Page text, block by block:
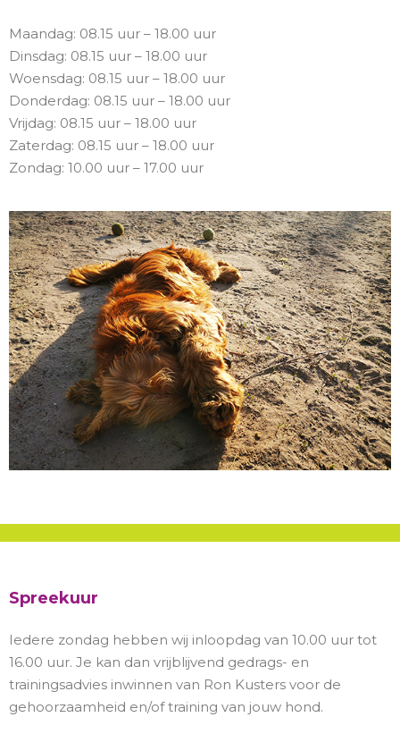
Maandag: 08.15 uur – 18.00 uur
Dinsdag: 08.15 uur – 18.00 uur
Woensdag: 08.15 uur – 18.00 uur
Donderdag: 08.15 uur – 18.00 uur
Vrijdag: 08.15 uur – 18.00 uur
Zaterdag: 08.15 uur – 18.00 uur
Zondag: 10.00 uur – 17.00 uur
Spreekuur
Iedere zondag hebben wij inloopdag van 10.00 uur tot
16.00 uur. Je kan dan vrijblijvend gedrags- en
trainingsadvies inwinnen van Ron Kusters voor de
gehoorzaamheid en/of training van jouw hond.